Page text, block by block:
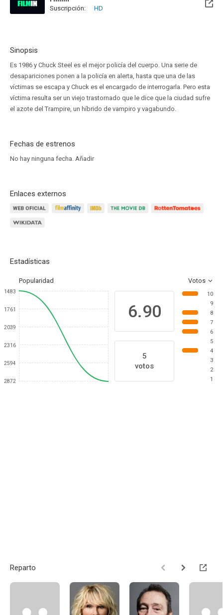
Disponible hasta el Lun, 31 May 2027 (Quedan 9 meses)
Suscripción: HD
Sinopsis
Es 1986 y Chuck Steel es el mejor policía del cuerpo. Una serie de
desapariciones ponen a la policía en alerta, hasta que una de las
víctimas se escapa y Chuck es el encargado de interrogarla. Pero esta
víctima resulta ser un viejo trastornado que le dice que la ciudad sufre
el azote del Trampire, un híbrido de vampiro y vagabundo.
Fechas de estrenos
No hay ninguna fecha. Añadir
Enlaces externos
Estadísticas
Popularidad Votos
1483
1761
2039
2316
2594
2872
6.90
5
votos
10
9
8
7
6
5
4
3
2
1
Reparto